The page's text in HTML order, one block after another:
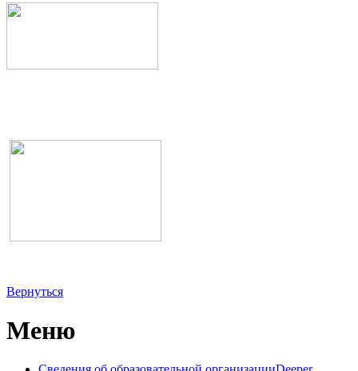
Вернуться
Меню